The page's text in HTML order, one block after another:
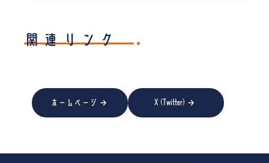
関連リンク
ホームページ → X (Twitter) →